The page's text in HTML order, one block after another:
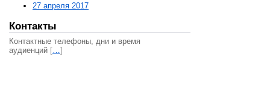
27 апреля 2017
Контакты
Контактные телефоны, дни и время
аудиенций […]